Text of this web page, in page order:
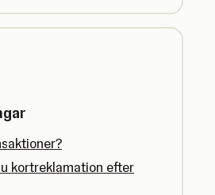
kortreklamation efter